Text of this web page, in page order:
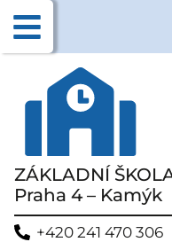
ZÁKLADNÍ
Praha 4 – Kamýk
+420 241 470 306